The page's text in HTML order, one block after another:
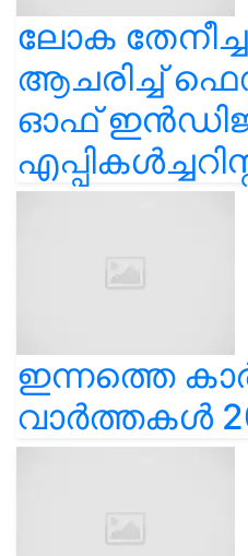
ലോക തേനീച്ച
ആചരിച്ച്
ഓഫ്
ഇന്നത്തെ
വാർത്തകൾ